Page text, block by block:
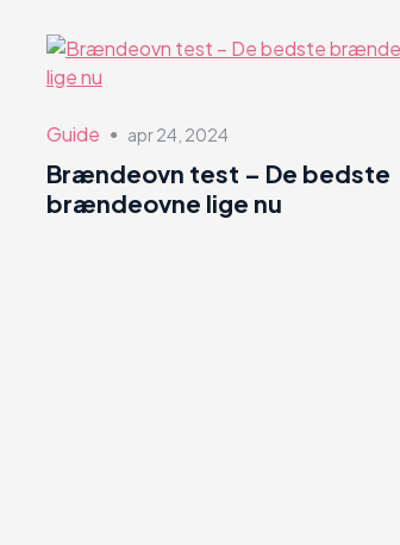
Guide ● apr 24, 2024
Brændeovn test – De bedste
brændeovne lige nu